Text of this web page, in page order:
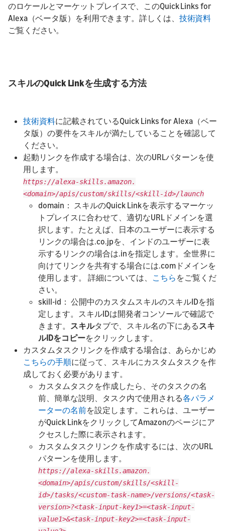
のロケールとマーケットプレイスで、このQuick Links for
Alexa（ベータ版）を利用できます。詳しくは、 技術資料
ご覧ください。
スキルのQuick Linkを生成する方法
技術資料に記載されているQuick Links for Alexa（ベー
タ版）の要件をスキルが満たしていることを確認して
ください。
起動リンクを作成する場合は、次のURLパターンを使
用します。
https://alexa-skills.amazon.
<domain>/apis/custom/skills/<skill-id>/launch
domain： スキルのQuick Linkを表示するマーケッ
トプレイスに合わせて、適切なURLドメインを選
択します。たとえば、日本のユーザーに表示する
リンクの場合は.co.jpを、インドのユーザーに表
示するリンクの場合は.inを指定します。全世界に
向けてリンクを共有する場合には.comドメインを
使用します。 詳細については、 こちら をご覧くだ
さい。
skill-id： 公開中のカスタムスキルのスキルIDを指
定します。スキルIDは開発者コンソールで確認で
きます。 スキルタブで、スキル名の下にある スキ
ルIDをコピーをクリックします。
カスタムタスクリンクを作成する場合は、あらかじめ
こちらの手順に従って、スキルにカスタムタスクを作
成しておく必要があります。
カスタムタスクを作成したら、そのタスクの名
前、簡単な説明、タスク内で使用される各パラメ
ーターの名前を設定します。これらは、ユーザー
がQuick LinkをクリックしてAmazonのページにア
クセスした際に表示されます。
カスタムタスクリンクを作成するには、次のURL
パターンを使用します。
https://alexa-skills.amazon.
<domain>/apis/custom/skills/<skill-
id>/tasks/<custom-task-name>/versions/<task-
version>?<task-input-key1>=<task-input-
value1>&<task-input-key2>=<task-input-